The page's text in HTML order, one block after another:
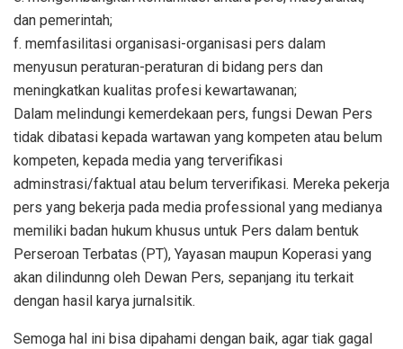
dan pemerintah;
f. memfasilitasi organisasi-organisasi pers dalam
menyusun peraturan-peraturan di bidang pers dan
meningkatkan kualitas profesi kewartawanan;
Dalam melindungi kemerdekaan pers, fungsi Dewan Pers
tidak dibatasi kepada wartawan yang kompeten atau belum
kompeten, kepada media yang terverifikasi
adminstrasi/faktual atau belum terverifikasi. Mereka pekerja
pers yang bekerja pada media professional yang medianya
memiliki badan hukum khusus untuk Pers dalam bentuk
Perseroan Terbatas (PT), Yayasan maupun Koperasi yang
akan dilindunng oleh Dewan Pers, sepanjang itu terkait
dengan hasil karya jurnalsitik.
Semoga hal ini bisa dipahami dengan baik, agar tiak gagal